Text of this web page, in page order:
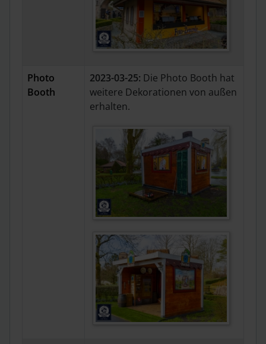
Photo
Booth
2023-03-25: Die Photo Booth hat
weitere Dekorationen von außen
erhalten.